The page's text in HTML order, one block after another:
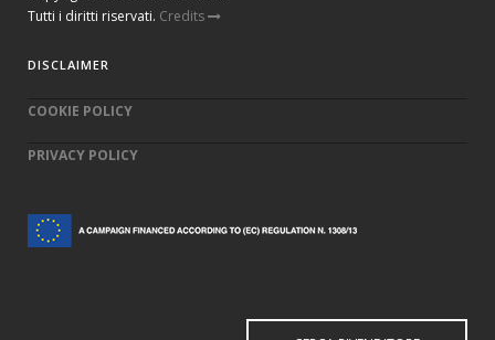
Tutti i diritti riservati. Credits
DISCLAIMER
COOKIE POLICY
PRIVACY POLICY